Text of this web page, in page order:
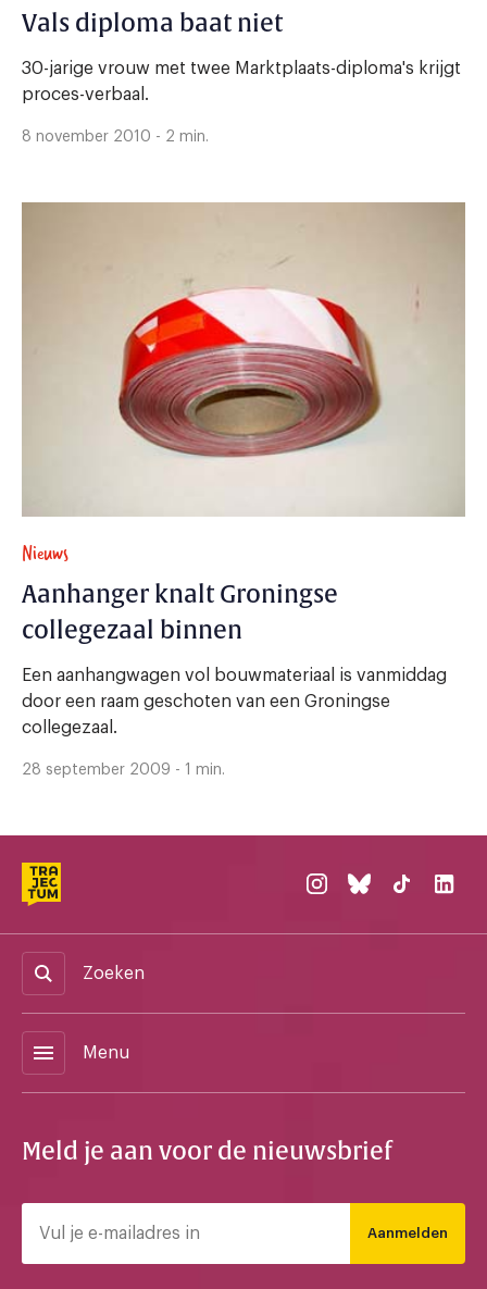
Vals diploma baat niet
30-jarige vrouw met twee Marktplaats-diploma's krijgt
proces-verbaal.
8 november 2010 - 2 min.
Nieuws
Aanhanger knalt Groningse
collegezaal binnen
Een aanhangwagen vol bouwmateriaal is vanmiddag
door een raam geschoten van een Groningse
collegezaal.
28 september 2009 - 1 min.
Zoeken
menu Menu
Meld je aan voor de nieuwsbrief
Aanmelden